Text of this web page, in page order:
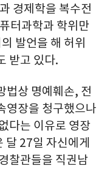
경제학을 복수전
터과학과 학위만
발언을 해 허위
받고 있다.
법상 명예훼손, 전
영장을 청구했으나
다는 이유로 영장
달 27일 자신에게
찰관들을 직권남